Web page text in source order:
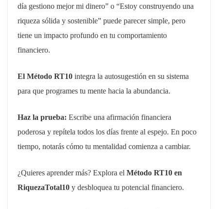
día gestiono mejor mi dinero” o “Estoy construyendo una
riqueza sólida y sostenible” puede parecer simple, pero
tiene un impacto profundo en tu comportamiento
financiero.
El Método RT10 integra la autosugestión en su sistema
para que programes tu mente hacia la abundancia.
Haz la prueba: Escribe una afirmación financiera
poderosa y repítela todos los días frente al espejo. En poco
tiempo, notarás cómo tu mentalidad comienza a cambiar.
¿Quieres aprender más? Explora el Método RT10 en
RiquezaTotal10 y desbloquea tu potencial financiero.